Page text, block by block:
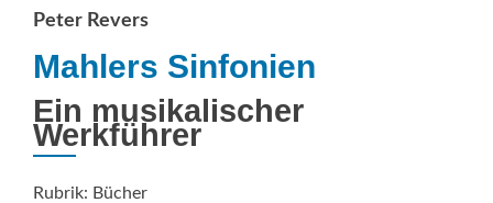
Peter Revers
Mahlers Sinfonien
Ein musikalischer
Werkführer
Rubrik: Bücher